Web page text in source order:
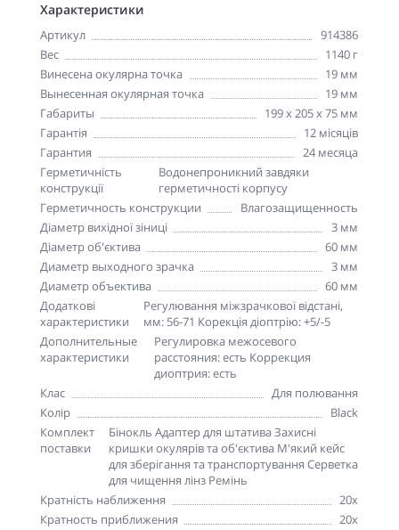
Характеристики
Артикул
914386
Вес
1140 г
Винесена окулярна точка
19 мм
Вынесенная окулярная точка
19 мм
Габариты
199 x 205 x 75 мм
Гарантія
12 місяців
Гарантия
24 месяца
Герметичність
конструкції
Водонепроникний завдяки
герметичності корпусу
Герметичность конструкции
Влагозащищенность
Діаметр вихідної зіниці
3 мм
Діаметр об'єктива
60 мм
Диаметр выходного зрачка
3 мм
Диаметр объектива
60 мм
Додаткові
характеристики
Регулювання міжзрачкової відстані,
мм: 56-71 Корекція діоптрію: +5/-5
Дополнительные
характеристики
Регулировка межосевого
расстояния: есть Коррекция
диоптрия: есть
Клас
Для полювання
Колір
Black
Комплект
поставки
Бінокль Адаптер для штатива Захисні
кришки окулярів та об'єктива М'який кейс
для зберігання та транспортування Серветка
для чищення лінз Ремінь
Кратність наближення
20х
Кратность приближения
20х